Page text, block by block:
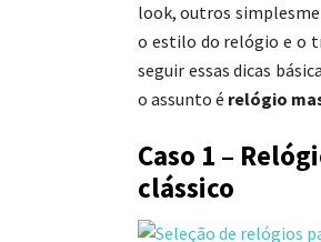
look, outros
o estilo do relógio e o
seguir essas dicas
o assunto é relógio
Caso 1 –
clássico